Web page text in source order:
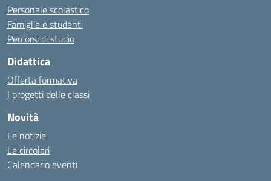
Personale scolastico
Famiglie e studenti
Percorsi di studio
Didattica
Offerta formativa
I progetti delle classi
Novità
Le notizie
Le circolari
Calendario eventi